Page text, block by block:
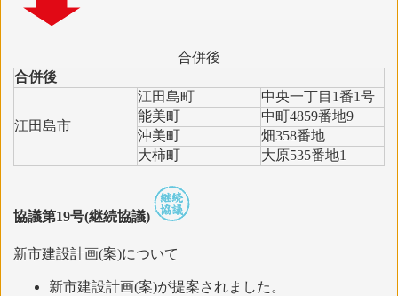
合併後
合併後
江田島市
江田島町
中央一丁目1番1号
能美町
中町4859番地9
沖美町
畑358番地
大柿町
大原535番地1
協議第19号(継続協議)
新市建設計画(案)について
新市建設計画(案)が提案されました。